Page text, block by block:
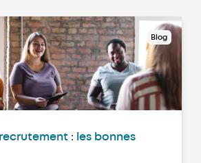
Blog
: les bonnes